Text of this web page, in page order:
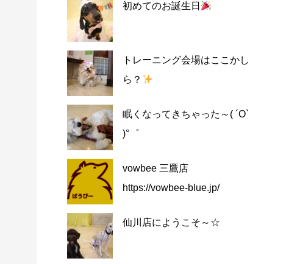
初めてのお誕生日
トレーニング会場はここかし
ら？
眠くなってきちゃった～( ´O`
)°゜
vowbee 三鷹店
https://vowbee-blue.jp/
仙川店にようこそ～☆